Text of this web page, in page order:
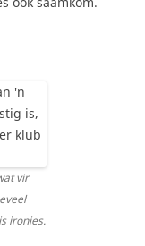
vir
ironies.